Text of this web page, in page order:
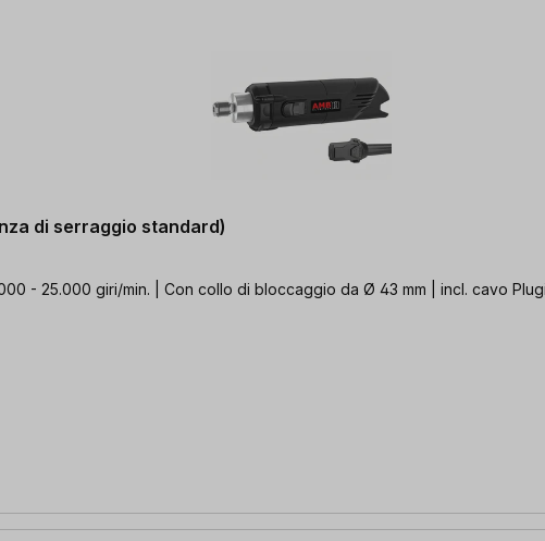
di serraggio standard)
- 25.000 giri/min. | Con collo di bloccaggio da Ø 43 mm | incl. cavo